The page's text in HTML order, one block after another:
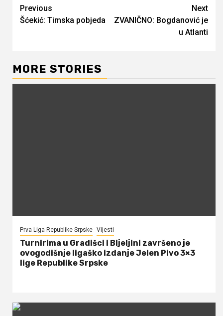
Continue
Reading
Previous
Šćekić: Timska pobjeda
Next
ZVANIČNO: Bogdanović je
u Atlanti
MORE STORIES
Prva Liga Republike Srpske Vijesti
Turnirima u Gradišci i Bijeljini završeno je
ovogodišnje ligaško izdanje Jelen Pivo 3×3
lige Republike Srpske